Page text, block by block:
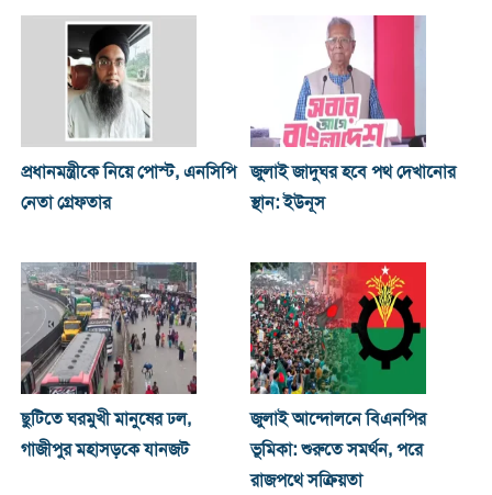
প্রধানমন্ত্রীকে নিয়ে পোস্ট, এনসিপি
নেতা গ্রেফতার
জুলাই জাদুঘর হবে পথ দেখানোর
স্থান: ইউনূস
ছুটিতে ঘরমুখী মানুষের ঢল,
গাজীপুর মহাসড়কে যানজট
জুলাই আন্দোলনে বিএনপির
ভূমিকা: শুরুতে সমর্থন, পরে
রাজপথে সক্রিয়তা